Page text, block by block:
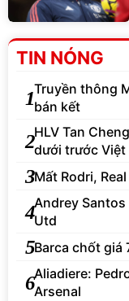
TIN NÓNG
1Truyền thông
bán kết
2HLV Tan
dưới trước Việt
3Mất Rodri,
4Andrey
Utd
5Barca chốt giá
6Aliadiere:
Arsenal